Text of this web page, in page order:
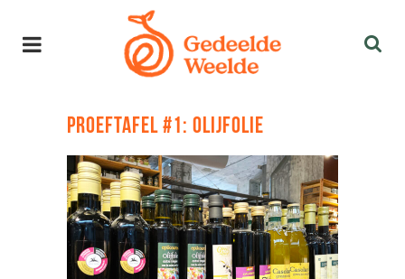
PROEFTAFEL #1: OLIJFOLIE